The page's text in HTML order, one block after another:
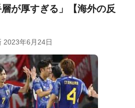
RSS
層が厚すぎる」【海外の反
2023年6月24日